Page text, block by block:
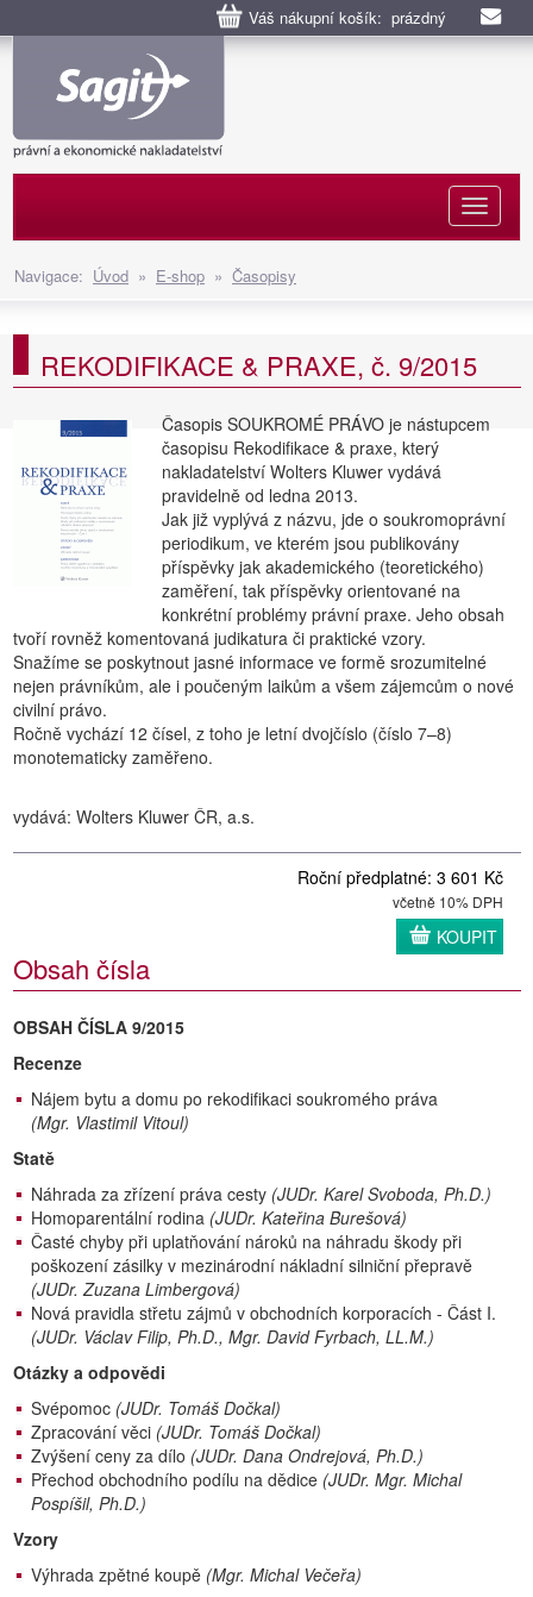
Váš nákupní košík: prázdný
Navigace: Úvod » E-shop » Časopisy
REKODIFIKACE & PRAXE, č. 9/2015
Časopis SOUKROMÉ PRÁVO je nástupcem
časopisu Rekodifikace & praxe, který
nakladatelství Wolters Kluwer vydává
pravidelně od ledna 2013.
Jak již vyplývá z názvu, jde o soukromoprávní
periodikum, ve kterém jsou publikovány
příspěvky jak akademického (teoretického)
zaměření, tak příspěvky orientované na
konkrétní problémy právní praxe. Jeho obsah
tvoří rovněž komentovaná judikatura či praktické vzory.
Snažíme se poskytnout jasné informace ve formě srozumitelné
nejen právníkům, ale i poučeným laikům a všem zájemcům o nové
civilní právo.
Ročně vychází 12 čísel, z toho je letní dvojčíslo (číslo 7–8)
monotematicky zaměřeno.
vydává: Wolters Kluwer ČR, a.s.
Roční předplatné: 3 601 Kč
včetně 10% DPH
KOUPIT
Obsah čísla
OBSAH ČÍSLA 9/2015
Recenze
Nájem bytu a domu po rekodifikaci soukromého práva
(Mgr. Vlastimil Vitoul)
Statě
Náhrada za zřízení práva cesty (JUDr. Karel Svoboda, Ph.D.)
Homoparentální rodina (JUDr. Kateřina Burešová)
Časté chyby při uplatňování nároků na náhradu škody při
poškození zásilky v mezinárodní nákladní silniční přepravě
(JUDr. Zuzana Limbergová)
Nová pravidla střetu zájmů v obchodních korporacích - Část I.
(JUDr. Václav Filip, Ph.D., Mgr. David Fyrbach, LL.M.)
Otázky a odpovědi
Svépomoc (JUDr. Tomáš Dočkal)
Zpracování věci (JUDr. Tomáš Dočkal)
Zvýšení ceny za dílo (JUDr. Dana Ondrejová, Ph.D.)
Přechod obchodního podílu na dědice (JUDr. Mgr. Michal
Pospíšil, Ph.D.)
Vzory
Výhrada zpětné koupě (Mgr. Michal Večeřa)